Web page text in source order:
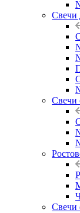
Свечи
Свечи
Свечи